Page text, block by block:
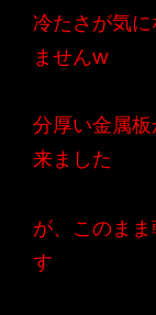
冷たさが気
ませんw
分厚い金属
来ました
が、このま
す